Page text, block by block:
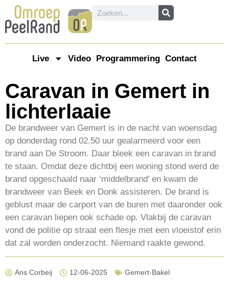
Live Video Programmering Contact
Caravan in Gemert in
lichterlaaie
De brandweer van Gemert is in de nacht van woensdag
op donderdag rond 02.50 uur gealarmeerd voor een
brand aan De Stroom. Daar bleek een caravan in brand
te staan. Omdat deze dichtbij een woning stond werd de
brand opgeschaald naar ‘middelbrand’ en kwam de
brandweer van Beek en Donk assisteren. De brand is
geblust maar de carport van de buren met daaronder ook
een caravan liepen ook schade op. Vlakbij de caravan
vond de politie op straat een flesje met een vloeistof erin
dat zal worden onderzocht. Niemand raakte gewond.
Ans Corbeij 12-06-2025 Gemert-Bakel